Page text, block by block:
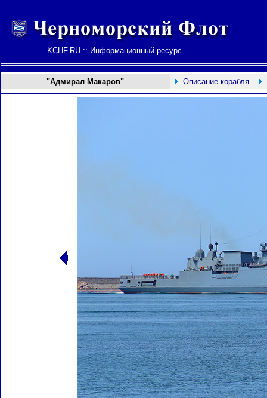
KCHF.RU :: Информационный ресурс
"Адмирал Макаров" Описание корабля